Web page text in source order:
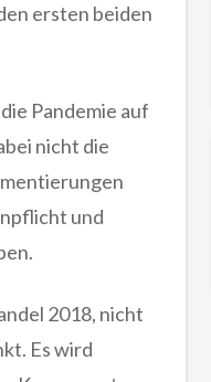
ersten beiden
Pandemie auf
nicht die
und
2018, nicht
Es wird